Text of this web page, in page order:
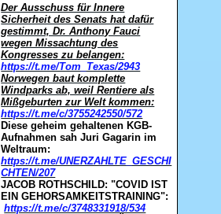
Der Ausschuss für Innere
Sicherheit des Senats hat dafür
gestimmt, Dr. Anthony Fauci
wegen Missachtung des
Kongresses zu belangen:
https://t.me/Tom_Texas/2943
Norwegen baut komplette
Windparks ab, weil Rentiere als
Mißgeburten zur Welt kommen:
https://t.me/c/3755242550/572
Diese geheim gehaltenen KGB-
Aufnahmen sah Juri Gagarin im
Weltraum:
https://t.me/UNERZAHLTE_GESCHI
CHTEN/207
JACOB ROTHSCHILD: "COVID IST
EIN GEHORSAMKEITSTRAINING":
https://t.me/c/3748331918/534